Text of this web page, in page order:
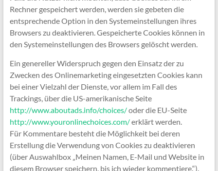
Rechner gespeichert werden, werden sie gebeten die
entsprechende Option in den Systemeinstellungen ihres
Browsers zu deaktivieren. Gespeicherte Cookies können in
den Systemeinstellungen des Browsers gelöscht werden.
Ein genereller Widerspruch gegen den Einsatz der zu
Zwecken des Onlinemarketing eingesetzten Cookies kann
bei einer Vielzahl der Dienste, vor allem im Fall des
Trackings, über die US-amerikanische Seite
http://www.aboutads.info/choices/oder die EU-Seite
http://www.youronlinechoices.com/erklärt werden.
Für Kommentare besteht die Möglichkeit bei deren
Erstellung die Verwendung von Cookies zu deaktivieren
(über Auswahlbox „Meinen Namen, E-Mail und Website in
diesem Browser speichern, bis ich wieder kommentiere.“).